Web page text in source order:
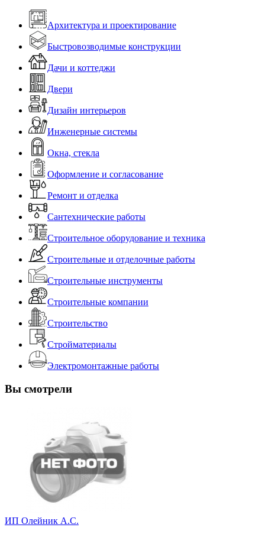
Архитектура и проектирование
Быстровозводимые конструкции
Дачи и коттеджи
Двери
Дизайн интерьеров
Инженерные системы
Окна, стекла
Оформление и согласование
Ремонт и отделка
Сантехнические работы
Строительное оборудование и техника
Строительные и отделочные работы
Строительные инструменты
Строительные компании
Строительство
Стройматериалы
Электромонтажные работы
Вы смотрели
ИП Олейник А.С.